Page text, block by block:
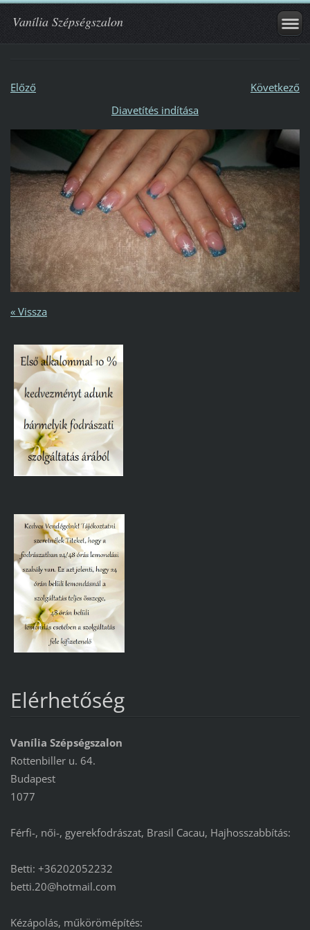
Vanília Szépségszalon
Előző
Következő
Diavetítés indítása
« Vissza
Elérhetőség
Vanília Szépségszalon
Rottenbiller u. 64.
Budapest
1077
Férfi-, női-, gyerekfodrászat, Brasil Cacau, Hajhosszabbítás:
Betti: +36202052232
betti.20@hotmail.com
Kézápolás, műkörömépítés: